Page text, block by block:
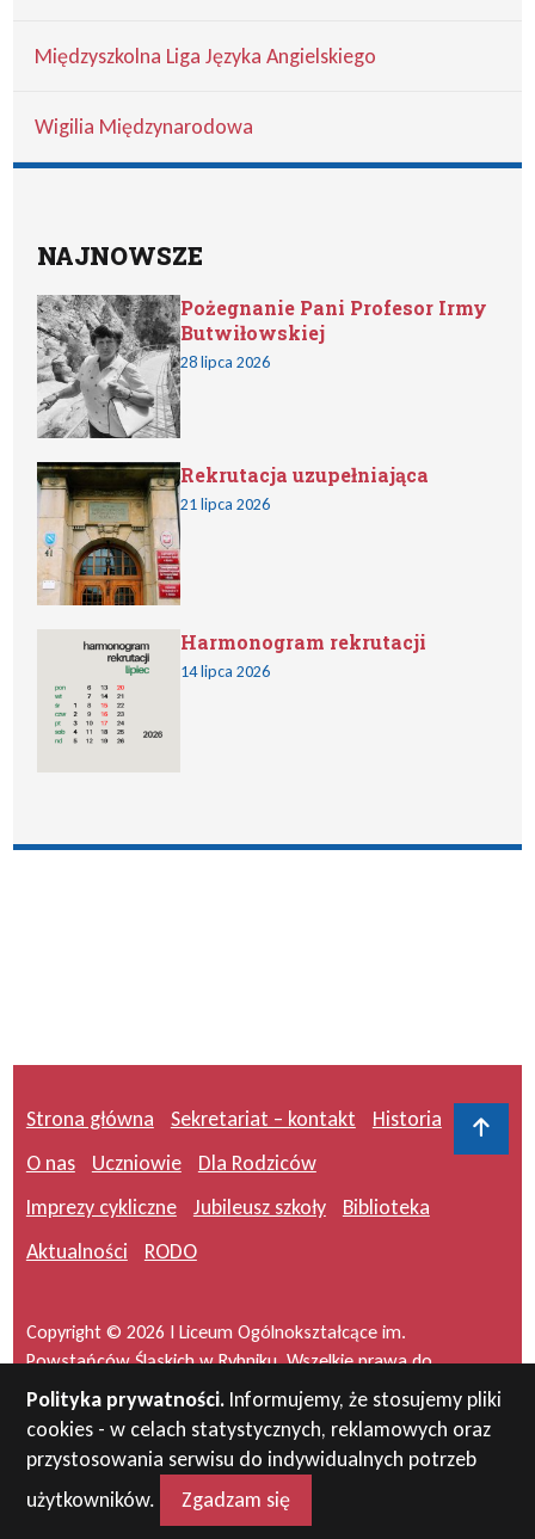
Międzyszkolna Liga Języka Angielskiego
Wigilia Międzynarodowa
NAJNOWSZE
Pożegnanie Pani Profesor Irmy
Butwiłowskiej
28 lipca 2026
Rekrutacja uzupełniająca
21 lipca 2026
Harmonogram rekrutacji
14 lipca 2026
Polityka prywatności. Informujemy, że stosujemy pliki
cookies - w celach statystycznych, reklamowych oraz
przystosowania serwisu do indywidualnych potrzeb
użytkowników.
Zgadzam się
Strona główna Sekretariat – kontakt
Historia
O nas
Uczniowie
Dla Rodziców
Imprezy cykliczne
Jubileusz szkoły
Biblioteka
Aktualności
RODO
Copyright © 2026 I Liceum Ogólnokształcące im.
Powstańców Śląskich w Rybniku. Wszelkie prawa do
serwisu zastrzeżone.
Projekt i wykonanie: masideas.pl
Do